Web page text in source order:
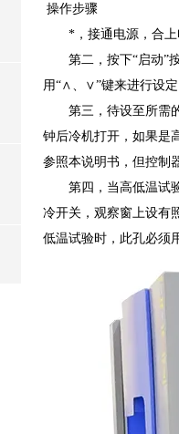
操作步骤
*，接通电源，合上电
第二，按下“启动”按
用“∧、∨”键来进行设定
第三，待设至所需的
钟后冷机打开，如果是
参照本说明书，但控制
第四，当高低温试验
冷开关，观察窗上设有
低温试验时，此孔必须